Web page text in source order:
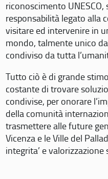
riconoscimento
responsabilità legato alla
visitare ed intervenire in
mondo, talmente unico
condiviso da tutta
Tutto ciò è di grande
costante di trovare
condivise, per onorare
della comunità
trasmettere alle future
Vicenza e le Ville del
integrita’ e valorizzazione